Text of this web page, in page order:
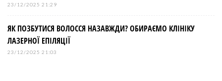
23/12/2025 21:29
ЯК ПОЗБУТИСЯ ВОЛОССЯ НАЗАВЖДИ? ОБИРАЄМО КЛІНІКУ
ЛАЗЕРНОЇ ЕПІЛЯЦІЇ
23/12/2025 21:03